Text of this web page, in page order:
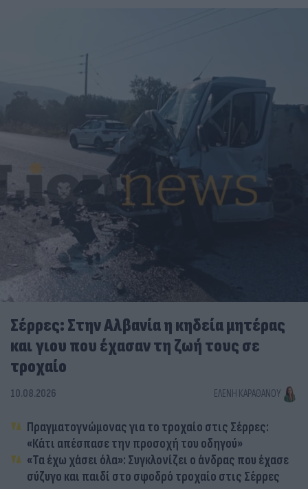
Σέρρες: Στην Αλβανία η κηδεία μητέρας
και γιου που έχασαν τη ζωή τους σε
τροχαίο
10.08.2026 ΕΛΈΝΗ ΚΑΡΑΘΆΝΟΥ
Πραγματογνώμονας για το τροχαίο στις Σέρρες:
«Κάτι απέσπασε την προσοχή του οδηγού»
«Τα έχω χάσει όλα»: Συγκλονίζει ο άνδρας που έχασε
σύζυγο και παιδί στο σφοδρό τροχαίο στις Σέρρες